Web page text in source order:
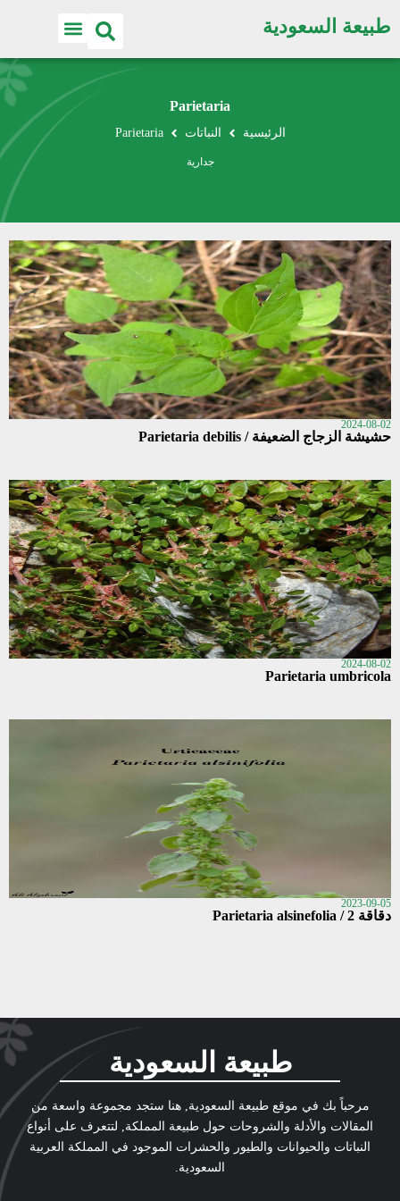
طبيعة السعودية
Parietaria
الرئيسية النباتات Parietaria
جدارية
2024-08-02
حشيشة الزجاج الضعيفة / Parietaria debilis
2024-08-02
Parietaria umbricola
2023-09-05
دقاقة 2 / Parietaria alsinefolia
طبيعة السعودية
مرحباً بك في موقع طبيعة السعودية, هنا ستجد مجموعة واسعة من
المقالات والأدلة والشروحات حول طبيعة المملكة, لتتعرف على أنواع
النباتات والحيوانات والطيور والحشرات الموجود في المملكة العربية
السعودية.